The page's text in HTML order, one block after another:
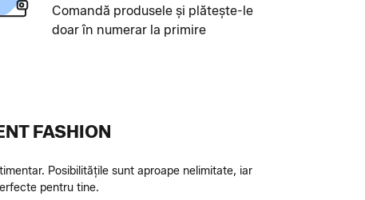
Comandă produsele și plătește-le
doar în numerar la primire
FASHION
Posibilitățile sunt aproape nelimitate, iar
pentru tine.